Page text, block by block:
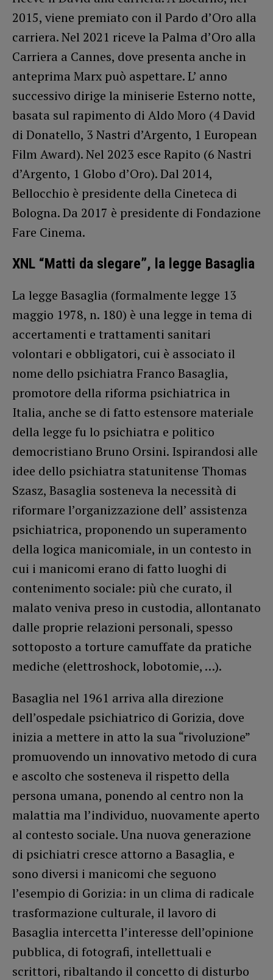
2015, viene premiato con il Pardo d’Oro alla
carriera. Nel 2021 riceve la Palma d’Oro alla
Carriera a Cannes, dove presenta anche in
anteprima Marx può aspettare. L’ anno
successivo dirige la miniserie Esterno notte,
basata sul rapimento di Aldo Moro (4 David
di Donatello, 3 Nastri d’Argento, 1 European
Film Award). Nel 2023 esce Rapito (6 Nastri
d’Argento, 1 Globo d’Oro). Dal 2014,
Bellocchio è presidente della Cineteca di
Bologna. Da 2017 è presidente di Fondazione
Fare Cinema.
XNL “Matti da slegare”, la legge Basaglia
La legge Basaglia (formalmente legge 13
maggio 1978, n. 180) è una legge in tema di
accertamenti e trattamenti sanitari
volontari e obbligatori, cui è associato il
nome dello psichiatra Franco Basaglia,
promotore della riforma psichiatrica in
Italia, anche se di fatto estensore materiale
della legge fu lo psichiatra e politico
democristiano Bruno Orsini. Ispirandosi alle
idee dello psichiatra statunitense Thomas
Szasz, Basaglia sosteneva la necessità di
riformare l’organizzazione dell’ assistenza
psichiatrica, proponendo un superamento
della logica manicomiale, in un contesto in
cui i manicomi erano di fatto luoghi di
contenimento sociale: più che curato, il
malato veniva preso in custodia, allontanato
dalle proprie relazioni personali, spesso
sottoposto a torture camuffate da pratiche
mediche (elettroshock, lobotomie, …).
Basaglia nel 1961 arriva alla direzione
dell’ospedale psichiatrico di Gorizia, dove
inizia a mettere in atto la sua “rivoluzione”
promuovendo un innovativo metodo di cura
e ascolto che sosteneva il rispetto della
persona umana, ponendo al centro non la
malattia ma l’individuo, nuovamente aperto
al contesto sociale. Una nuova generazione
di psichiatri cresce attorno a Basaglia, e
sono diversi i manicomi che seguono
l’esempio di Gorizia: in un clima di radicale
trasformazione culturale, il lavoro di
Basaglia intercetta l’interesse dell’opinione
pubblica, di fotografi, intellettuali e
scrittori, ribaltando il concetto di disturbo